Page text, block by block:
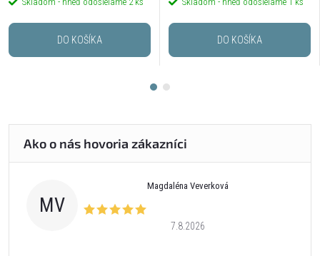
DO KOŠÍKA DO KOŠÍKA
MV
Magdaléna Veverková
7.8.2026